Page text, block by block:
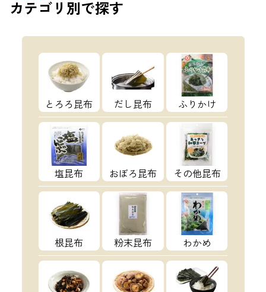
カテゴリ 別で探す
とろろ昆布 だし昆布 ふりかけ
塩昆布 おぼろ昆布 その他昆布
根昆布 粉末昆布 わかめ